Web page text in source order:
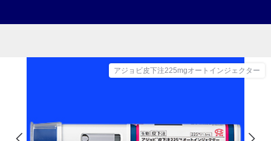
アジョビ皮下注225mgオートインジェクター